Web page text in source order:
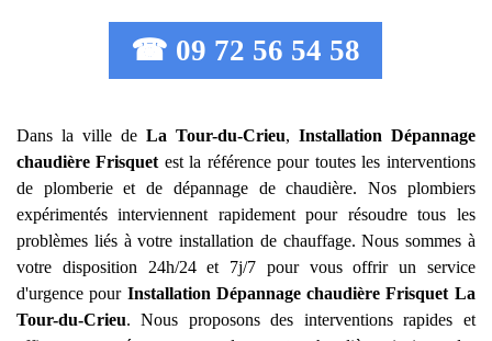
☎ 09 72 56 54 58
Dans la ville de La Tour-du-Crieu, Installation Dépannage
chaudière Frisquet est la référence pour toutes les interventions
de plomberie et de dépannage de chaudière. Nos plombiers
expérimentés interviennent rapidement pour résoudre tous les
problèmes liés à votre installation de chauffage. Nous sommes à
votre disposition 24h/24 et 7j/7 pour vous offrir un service
d'urgence pour Installation Dépannage chaudière Frisquet La
Tour-du-Crieu. Nous proposons des interventions rapides et